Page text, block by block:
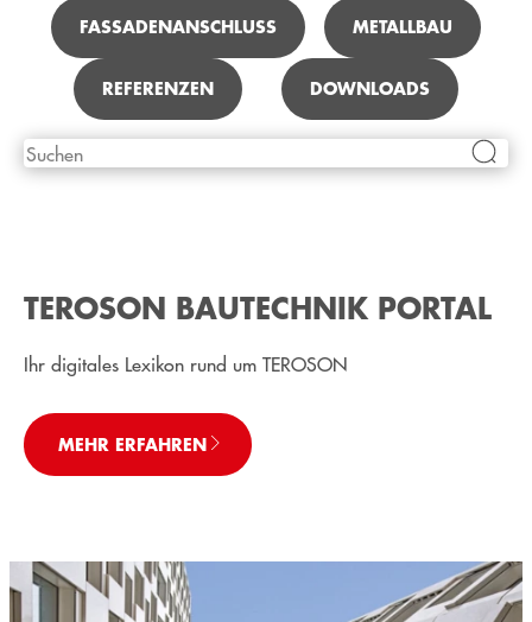
FASSADENANSCHLUSS METALLBAU
REFERENZEN DOWNLOADS
TEROSON BAUTECHNIK PORTAL
Ihr digitales Lexikon rund um TEROSON
MEHR ERFAHREN